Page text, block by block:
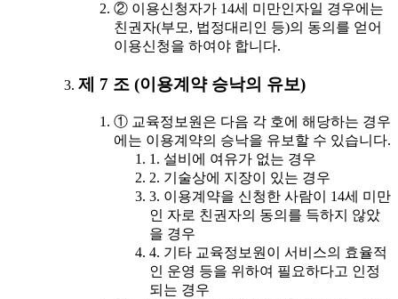
② 이용신청자가 14세 미만인자일 경우에는
친권자(부모, 법정대리인 등)의 동의를 얻어
이용신청을 하여야 합니다.
제 7 조 (이용계약 승낙의 유보)
① 교육정보원은 다음 각 호에 해당하는 경우
에는 이용계약의 승낙을 유보할 수 있습니다.
1. 설비에 여유가 없는 경우
2. 기술상에 지장이 있는 경우
3. 이용계약을 신청한 사람이 14세 미만
인 자로 친권자의 동의를 득하지 않았
을 경우
4. 기타 교육정보원이 서비스의 효율적
인 운영 등을 위하여 필요하다고 인정
되는 경우